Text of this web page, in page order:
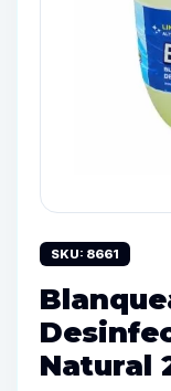
SKU: 8661
Natural